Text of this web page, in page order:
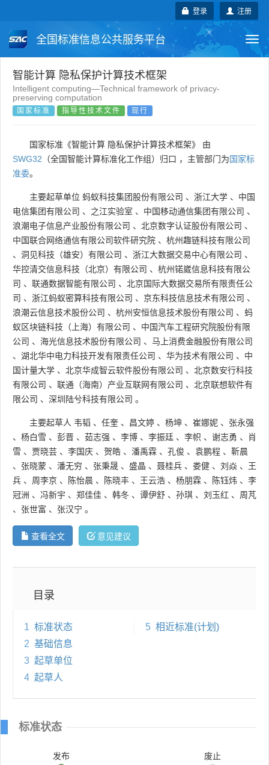
注册
登录
全国标准信息公共服务平台
国家标准 行业标准
团体标准
智能计算 隐私保护计算技术框架
Intelligent computing—Technical framework of privacy-
preserving computation
国家标准 指导性技术文件 现行
国家标准《智能计算 隐私保护计算技术框架》 由
SWG32 （全国智能计算标准化工作组）归口 ，主管部门为国家标
准委。
主要起草单位 蚂蚁科技集团股份有限公司 、 浙江大学 、 中国
电信集团有限公司 、 之江实验室 、 中国移动通信集团有限公司 、
浪潮电子信息产业股份有限公司 、 北京数字认证股份有限公司 、
中国联合网络通信有限公司软件研究院 、 杭州趣链科技有限公司
、 洞见科技（雄安）有限公司 、 浙江大数据交易中心有限公司 、
华控清交信息科技（北京）有限公司 、 杭州锘崴信息科技有限公
司 、 联通数据智能有限公司 、 北京国际大数据交易所有限责任公
司 、 浙江蚂蚁密算科技有限公司 、 京东科技信息技术有限公司 、
浪潮云信息技术股份公司 、 杭州安恒信息技术股份有限公司 、 蚂
蚁区块链科技（上海）有限公司 、 中国汽车工程研究院股份有限
公司 、 海光信息技术股份有限公司 、 马上消费金融股份有限公司
、 湖北华中电力科技开发有限责任公司 、 华为技术有限公司 、 中
国计量大学 、 北京华成智云软件股份有限公司 、 北京数安行科技
有限公司 、 联通（海南）产业互联网有限公司 、 北京联想软件有
限公司 、 深圳陆兮科技有限公司 。
主要起草人 韦韬 、 任奎 、 昌文婷 、 杨坤 、 崔娜妮 、 张永强
、 杨白雪 、 彭晋 、 茹志强 、 李博 、 李振廷 、 李帜 、 谢志勇 、
肖
雪 、 贾晓芸 、 李国庆 、 贺皓 、 潘禹霖 、 孔俊 、 袁鹏程 、 靳晨
、 张晓蒙 、 潘无穷 、 张秉晟 、 盛晶 、 聂桂兵 、 娄健 、 刘焱 、 王
兵 、 周李京 、 陈怡晨 、 陈晓丰 、 王云浩 、 杨朋霖 、 陈钰炜 、 李
冠洲 、 冯新宇 、 郑佳佳 、 韩冬 、 谭伊舒 、 孙琪 、 刘玉红 、 周芃
、 张世富 、 张汉宁 。
查看全文 意见建议
目录
1 标准状态
2 基础信息
3 起草单位
4 起草人
5 相近标准(计划)
标准状态
发布 废止